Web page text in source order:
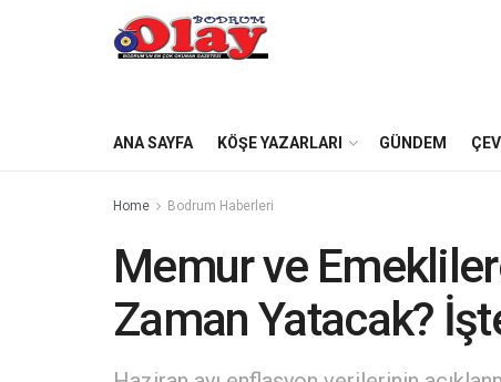
ANA SAYFA KÖŞE YAZARLARI GÜNDEM
Home Bodrum Haberleri
Memur ve
Zaman Yatacak?